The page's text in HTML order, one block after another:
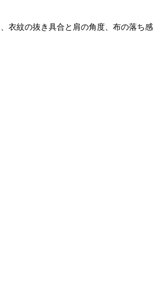
衣紋の抜き具合と肩の角度、布の落ち